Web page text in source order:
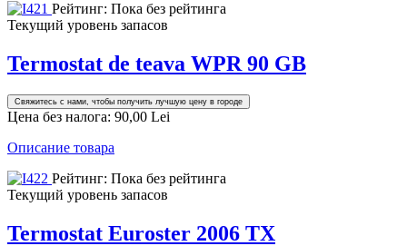
Рейтинг: Пока без рейтинга
Текущий уровень запасов
Termostat de teava WPR 90 GB
Свяжитесь с нами, чтобы получить лучшую цену в городе
Цена без налога: 90,00 Lei
Описание товара
Рейтинг: Пока без рейтинга
Текущий уровень запасов
Termostat Euroster 2006 TX